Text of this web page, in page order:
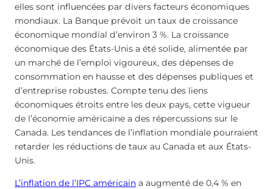
elles sont influencées par divers facteurs économiques
mondiaux. La Banque prévoit un taux de croissance
économique mondial d’environ 3 %. La croissance
économique des États-Unis a été solide, alimentée par
un marché de l’emploi vigoureux, des dépenses de
consommation en hausse et des dépenses publiques et
d’entreprise robustes. Compte tenu des liens
économiques étroits entre les deux pays, cette vigueur
de l’économie américaine a des répercussions sur le
Canada. Les tendances de l’inflation mondiale pourraient
retarder les réductions de taux au Canada et aux États-
Unis.
L’inflation de l’IPC américain a augmenté de 0,4 % en